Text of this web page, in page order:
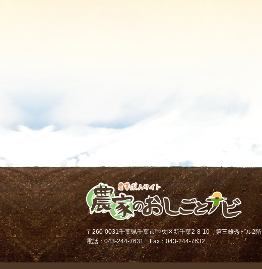
〒260-0031千葉県千葉市中央区新千葉2-8-10 第三雄秀ビル2階
電話：043-244-7631 Fax：043-244-7632